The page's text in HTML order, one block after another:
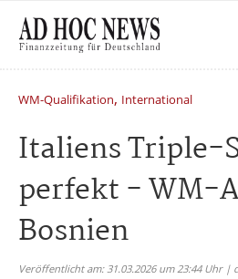
WM-Qualifikation, International
Italiens Triple-
perfekt - WM-
Bosnien
Veröffentlicht am: 31.03.2026 um 23:44 Uhr |